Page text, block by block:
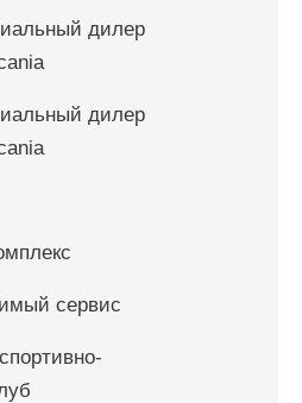
дилер
дилер
сервис